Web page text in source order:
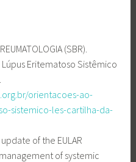
(SBR).
Eritematoso Sistêmico
orientacoes-ao-
sistemico-les-cartilha-da-
update of the EULAR
of systemic